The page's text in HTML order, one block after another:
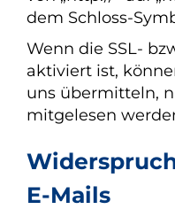
dem Schloss-
Wenn die SSL-
aktiviert ist,
uns übermitteln,
mitgelesen
E-Mails